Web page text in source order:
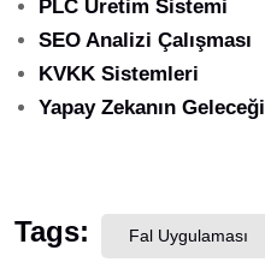
PLC Üretim Sistemi
SEO Analizi Çalışması
KVKK Sistemleri
Yapay Zekanın Geleceği
Tags: Fal Uygulaması